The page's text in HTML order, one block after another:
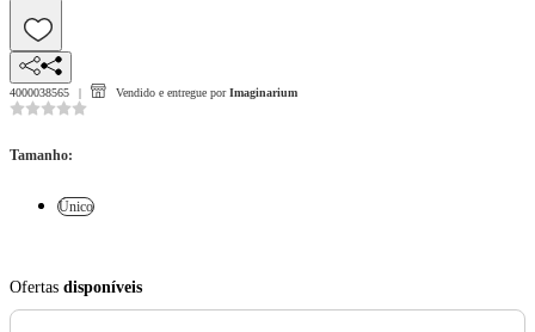
4000038565 Vendido e entregue por Imaginarium
Tamanho:
Único
Ofertas disponíveis